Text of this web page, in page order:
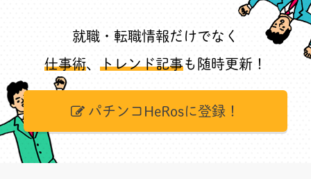
就職・転職情報だけでなく
仕事術、 トレンド記事も随時更新！
パチンコHeRosに登録！